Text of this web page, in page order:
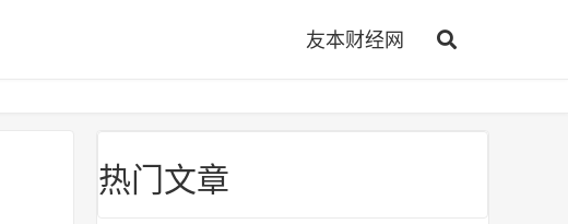
友本财经网
热门文章